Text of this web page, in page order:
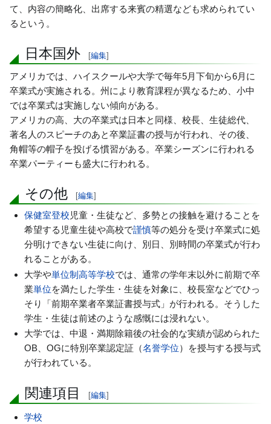
て、内容の簡略化、出席する来賓の精選なども求められてい
るという。
日本国外 [編集]
アメリカでは、ハイスクールや大学で毎年5月下旬から6月に
卒業式が実施される。州により教育課程が異なるため、小中
では卒業式は実施しない傾向がある。
アメリカの高、大の卒業式は日本と同様、校長、生徒総代、
著名人のスピーチのあと卒業証書の授与が行われ、その後、
角帽等の帽子を投げる慣習がある。卒業シーズンに行われる
卒業パーティーも盛大に行われる。
その他 [編集]
保健室登校 児童・生徒など、多勢との接触を避けることを
希望する児童生徒や高校で謹慎等の処分を受け卒業式に処
分明けできない生徒に向け、別日、別時間の卒業式が行わ
れることがある。
大学や単位制高等学校では、通常の学年末以外に前期で卒
業単位を満たした学生・生徒を対象に、校長室などでひっ
そり「前期卒業者卒業証書授与式」が行われる。そうした
学生・生徒は前述のような感慨には浸れない。
大学では、中退・満期除籍後の社会的な実績が認められた
OB、OGに特別卒業認定証（名誉学位）を授与する授与式
が行われている。
関連項目 [編集]
学校